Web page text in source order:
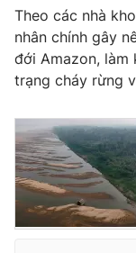
Liên hệ tòa
THỜI BÁO VTV
Theo dõi báo trên
Theo các nhà
nhân chính gây
đới Amazon, làm
trạng cháy rừng